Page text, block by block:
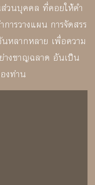
วนบุคคล ที่คอยให้คำ
ารวางแผน การจัดสรร
ลากหลาย เพื่อความ
างชาญฉลาด อันเป็น
งท่าน